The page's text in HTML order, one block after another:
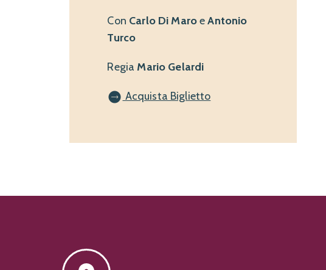
Con Carlo Di MaroeAntonio
Turco
RegiaMario Gelardi
Acquista Biglietto